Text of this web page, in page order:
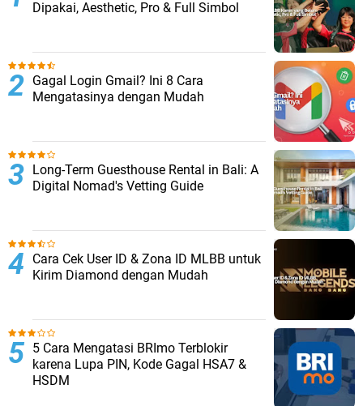
Dipakai, Aesthetic, Pro & Full Simbol
Gagal Login Gmail? Ini 8 Cara
Mengatasinya dengan Mudah
Long-Term Guesthouse Rental in Bali: A
Digital Nomad's Vetting Guide
Cara Cek User ID & Zona ID MLBB untuk
Kirim Diamond dengan Mudah
5 Cara Mengatasi BRImo Terblokir
karena Lupa PIN, Kode Gagal HSA7 &
HSDM